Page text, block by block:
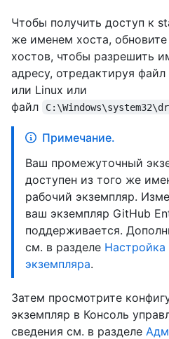
Чтобы получить доступ к
же именем хоста,
хостов, чтобы разрешить
адресу, отредактируя файл
или Linux или
файл
Примечание.
Ваш промежуточный
доступен из того же
рабочий экземпляр.
ваш экземпляр GitHub
поддерживается.
см. в разделе Настройка
экземпляра.
Затем просмотрите
экземпляр в Консоль
сведения см. в разделе